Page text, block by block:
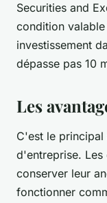
Securities and
condition
investissement
dépasse pas 10
Les
C'est le
d'entreprise. Les
conserver leur
fonctionner